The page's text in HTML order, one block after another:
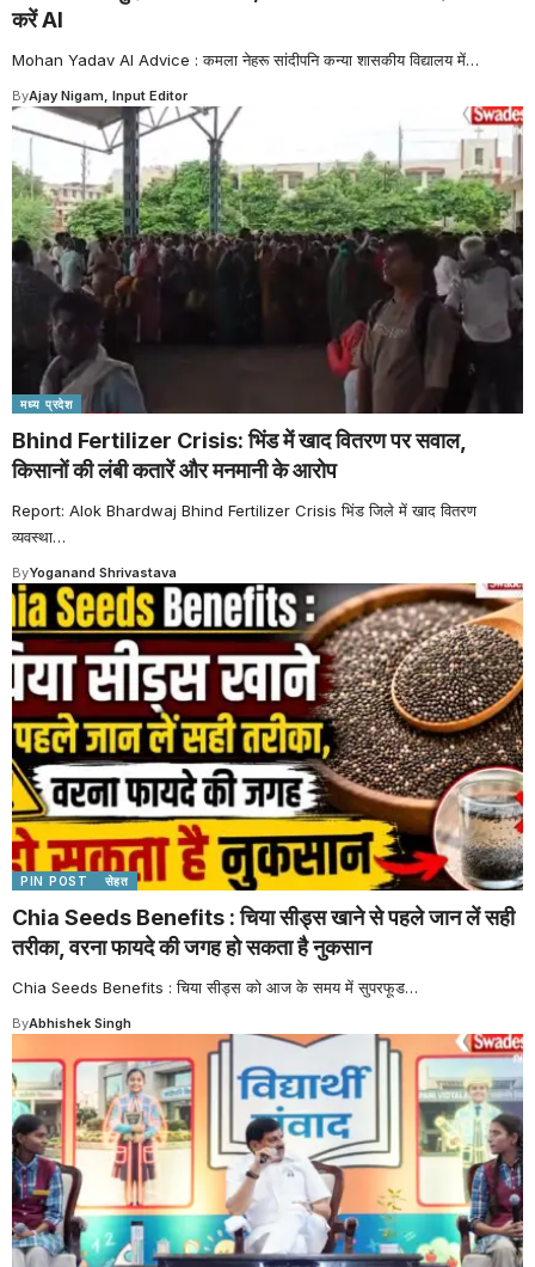
करें AI
Mohan Yadav AI Advice : कमला नेहरू सांदीपनि कन्या शासकीय विद्यालय में…
ByAjay Nigam, Input Editor
मध्य प्रदेश
Bhind Fertilizer Crisis: भिंड में खाद वितरण पर सवाल,
किसानों की लंबी कतारें और मनमानी के आरोप
Report: Alok Bhardwaj Bhind Fertilizer Crisis भिंड जिले में खाद वितरण
व्यवस्था…
ByYoganand Shrivastava
PIN POST सेहत
Chia Seeds Benefits : चिया सीड्स खाने से पहले जान लें सही
तरीका, वरना फायदे की जगह हो सकता है नुकसान
Chia Seeds Benefits : चिया सीड्स को आज के समय में सुपरफूड…
ByAbhishek Singh